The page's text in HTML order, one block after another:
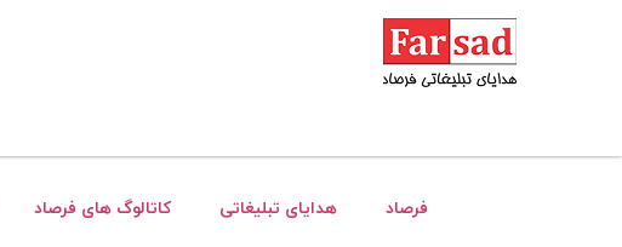
فرصاد هدایای تبلیغاتی کاتالوگ های فرصاد